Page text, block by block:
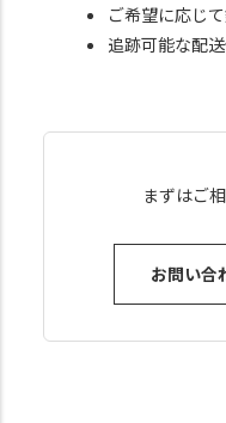
ご希望に応じ
追跡可能な配
まずはご
お問い合